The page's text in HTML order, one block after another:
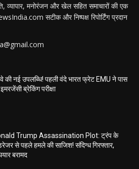
व्यापार, मनोरंजन और खेल सहित समाचारों की एक
सटीक और निष्पक्ष रिपोर्टिंग प्रदान
की नई उपलब्धि! पहली वंदे भारत फ्रेट EMU ने पास
ब्रेकिंग परीक्षा
Trump Assassination Plot: ट्रंप के
से पहले हमले की साजिश! संदिग्ध गिरफ्तार,
बरामद